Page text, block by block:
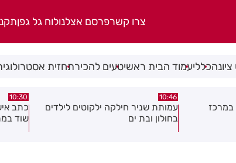
צרו קשרפרסם אצלנולוח גל גפן
כלליעמוד הבית ראשיטעים להכירתחזית
שניר חילקה ילקוטים לילדים
כתב אישום